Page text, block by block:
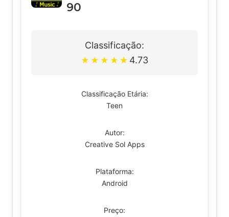
90
Classificação:
★ ★ ★ ★ ★ 4.73
Classificação Etária:
Teen
Autor:
Creative Sol Apps
Plataforma:
Android
Preço: